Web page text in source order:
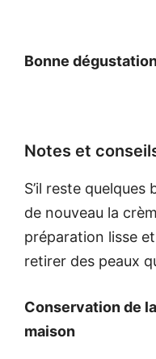
Bonne
Notes et
S’il reste
de nouveau la
préparation lisse
retirer des peaux
Conservation de
maison